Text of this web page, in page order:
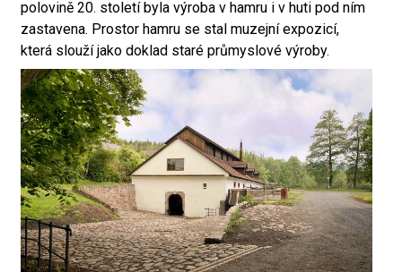
polovině 20. století byla výroba v hamru i v huti pod ním
zastavena. Prostor hamru se stal muzejní expozicí,
která slouží jako doklad staré průmyslové výroby.